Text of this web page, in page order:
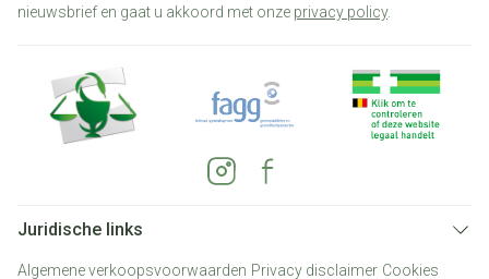
nieuwsbrief en gaat u akkoord met onze privacy policy.
Juridische links
Algemene verkoopsvoorwaarden Privacy disclaimer Cookies